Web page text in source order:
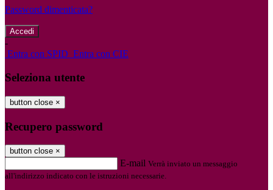
Password dimenticata?
-
Entra con SPID Entra con CIE
Seleziona utente
button close ×
Recupero password
button close ×
E-mail Verrà inviato un messaggio
all'indirizzo indicato con le istruzioni necessarie.